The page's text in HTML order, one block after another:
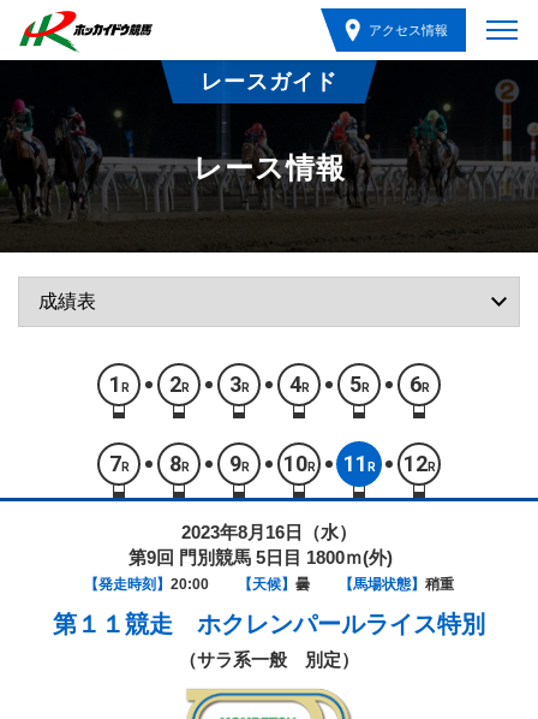
アクセス情報
レースガイド
レース情報
1 R 2R 3R 4R 5R 6R
7 R 8R 9R 10R 11 R 12R
2023年8月16日（水）
第9回 門別競馬 5日目 1800ｍ(外)
【発走時刻】 20:00 【天候】 曇 【馬場状態】 稍重
第１１競走 ホクレンパールライス特別
（サラ系一般 別定）